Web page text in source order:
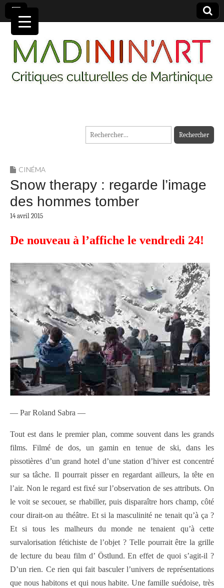
MADININ'ART
Rechercher :
CINÉMA
Snow therapy : regarde l’image
des hommes tomber
14 avril 2015
De nouveau à l’affiche le vendredi 24!
— Par Roland Sabra —
Tout est dans le premier plan, comme souvent dans les grands
films. Filmé de dos, un gamin en tenue de ski, dans les
pissotières d’un grand hotel d’une station d’hiver est concentré
sur sa tâche. Il pourrait pisser en regardant ailleurs, la tête en
l’air. Non le regard est fixé sur l’observation de ses attributs. On
le voit se secouer, se rhabiller, puis disparaître hors champ, côté
cour dirait-on au théâtre. Et si la masculinité ne tenait qu’à ça ?
Et si tous les malheurs du monde ne tenaient qu’à cette
survalorisation fétichiste de l’objet ? Telle pourrait être la grille
de lecture du beau film d’ Östlund. En effet de quoi s’agit-il ?
D’un rien. Ce rien qui fait basculer l’univers de représentations
que nous habitons et qui nous habite. Une famille suédoise, très